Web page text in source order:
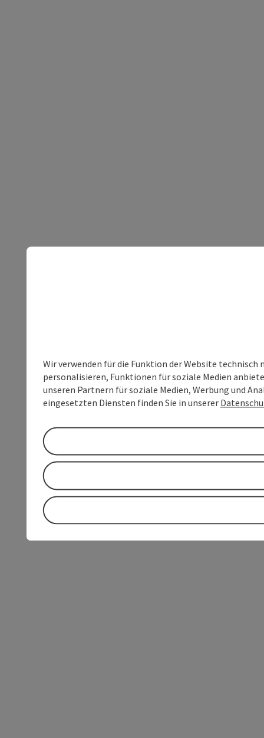
Wir verwenden für die Funktion der Website
personalisieren, Funktionen für soziale Medien
unseren Partnern für soziale Medien, Werbung und
eingesetzten Diensten finden Sie in unserer